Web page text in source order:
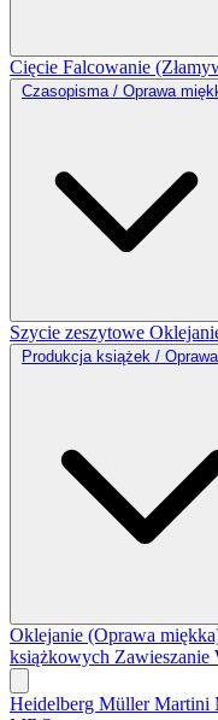
Cięcie Falcowanie
Czasopisma / Oprawa
Szycie zeszytowe
Produkcja książek /
Oklejanie (Oprawa
książkowych Zawieszanie
Heidelberg Müller Martini